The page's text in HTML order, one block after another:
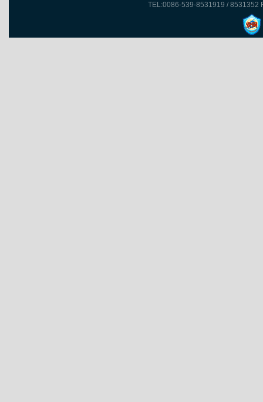
TEL:0086-539-8531919 / 8531352